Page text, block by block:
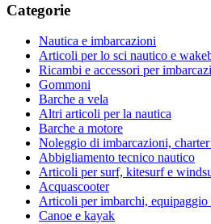
Categorie
Nautica e imbarcazioni
Articoli per lo sci nautico e
Ricambi e accessori per
Gommoni
Barche a vela
Altri articoli per la nautica
Barche a motore
Noleggio di imbarcazioni,
Abbigliamento tecnico nautico
Articoli per surf, kitesurf e
Acquascooter
Articoli per imbarchi, equipaggio
Canoe e kayak